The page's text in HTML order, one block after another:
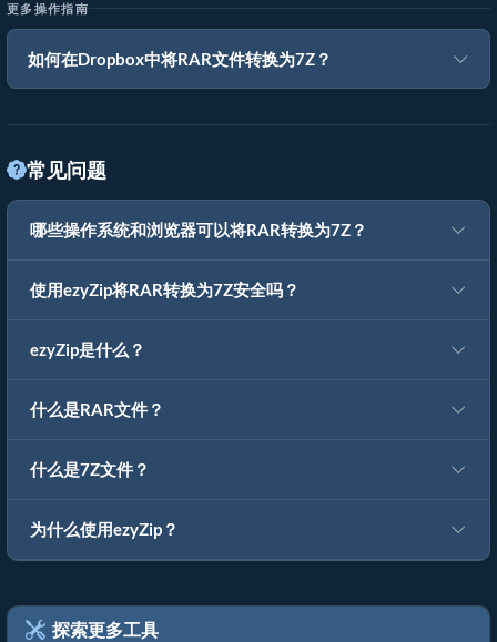
更多操作指南
如何在Dropbox中将RAR文件转换为7Z？
常见问题
哪些操作系统和浏览器可以将RAR转换为7Z？
使用ezyZip将RAR转换为7Z安全吗？
ezyZip是什么？
什么是RAR文件？
什么是7Z文件？
为什么使用ezyZip？
探索更多工具